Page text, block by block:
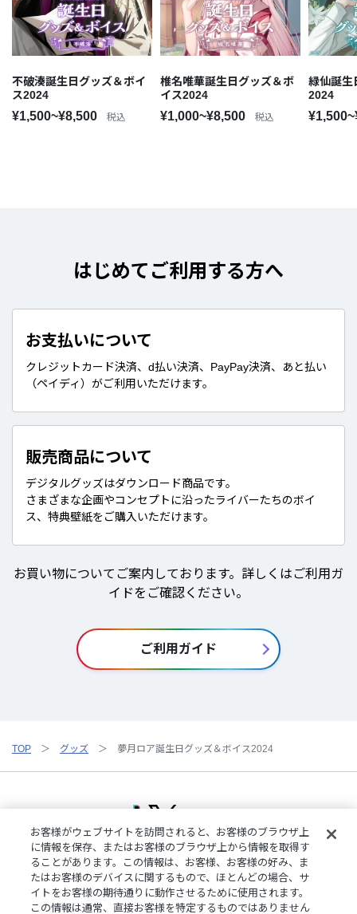
不破湊誕生日グッズ＆ボイ
ス2024
¥1,500~¥8,500 税込
椎名唯華誕生日グッズ＆ボ
イス2024
¥1,000~¥8,500 税込
緑仙誕生
2024
はじめてご利用する方へ
お支払いについて
クレジットカード決済、d払い決済、PayPay決済、あと払い
（ペイディ）がご利用いただけます。
販売商品について
デジタルグッズはダウンロード商品です。
さまざまな企画やコンセプトに沿ったライバーたちのボイ
ス、特典壁紙をご購入いただけます。
お買い物についてご案内しております。詳しくはご利用ガ
イドをご確認ください。
ご利用ガイド
TOP グッズ 夢月ロア誕生日グッズ＆ボイス2024
ご利用規約プライバシーポリシー
特定商取引法に基づく表記
ご利用ガイドよくある質問お問い合わせにじさんじ公式サイト
クッキーの詳細
お客様がウェブサイトを訪問されると、お客様のブラウザ上
に情報を保存、またはお客様のブラウザ上から情報を取得す
ることがあります。この情報は、お客様、お客様の好み、ま
たはお客様のデバイスに関するもので、ほとんどの場合、サ
イトをお客様の期待通りに動作させるために使用されます。
この情報は通常、直接お客様を特定するものではありません